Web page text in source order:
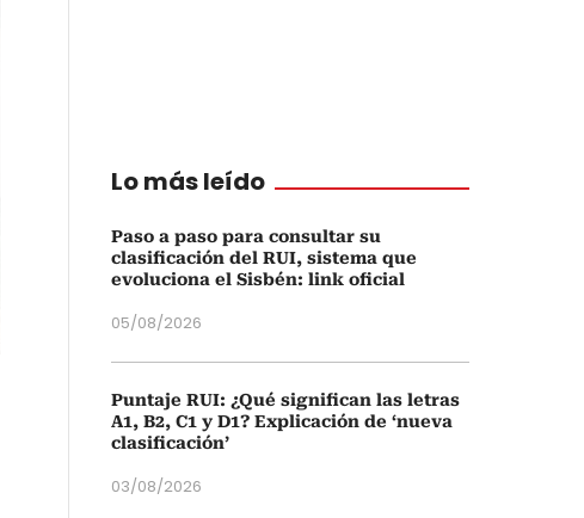
Lo más leído
Paso a paso para consultar su
clasificación del RUI, sistema que
evoluciona el Sisbén: link oficial
05/08/2026
Puntaje RUI: ¿Qué significan las letras
A1, B2, C1 y D1? Explicación de ‘nueva
clasificación’
03/08/2026